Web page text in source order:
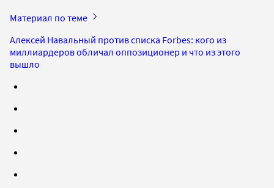
Материал по теме
Алексей Навальный против списка Forbes: кого из
миллиардеров обличал оппозиционер и что из этого
вышло